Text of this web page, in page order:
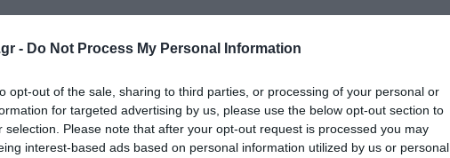
- Do Not Process My Personal Information
opt-out of the sale, sharing to third parties, or processing of your personal or
for targeted advertising by us, please use the below opt-out section to
selection. Please note that after your opt-out request is processed you may
interest-based ads based on personal information utilized by us or personal
υποχωρούν και οι ανισότητες στην αγορά εργασίας
γκρεμού
διατηρηθεί ο ελληνορθόδοξος χαρακτήρας της»